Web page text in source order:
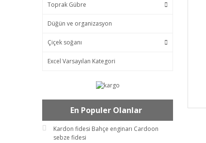
Toprak Gübre
Düğün ve organizasyon
Çiçek soğanı
Excel Varsayılan Kategori
En Populer Olanlar
Kardon fidesi Bahçe enginarı Cardoon
sebze fidesi